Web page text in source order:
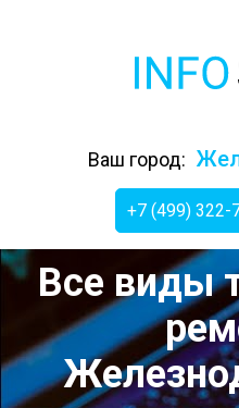
Ваш город:
+7 (499) 322-
Все виды